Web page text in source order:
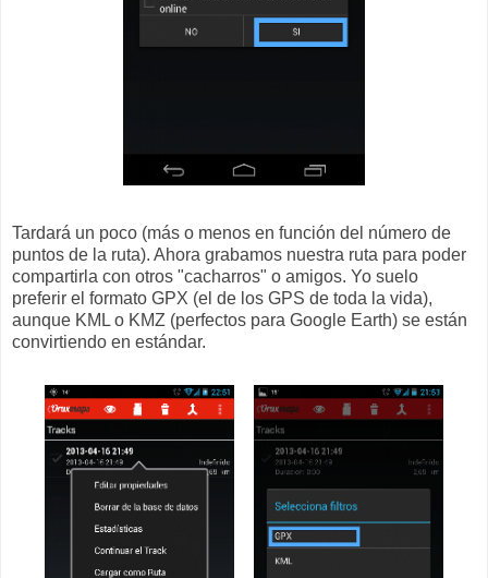
Tardará un poco (más o menos en función del número de
puntos de la ruta). Ahora grabamos nuestra ruta para poder
compartirla con otros "cacharros" o amigos. Yo suelo
preferir el formato GPX (el de los GPS de toda la vida),
aunque KML o KMZ (perfectos para Google Earth) se están
convirtiendo en estándar.